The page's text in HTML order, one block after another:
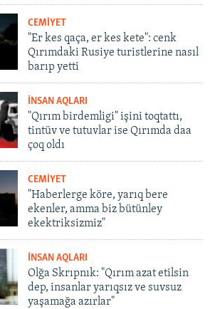
CEMİYET
"Er kes qaça, er kes kete": cenk
Qırımdaki Rusiye turistlerine nasıl
barıp yetti
İNSAN AQLARI
"Qırım birdemligi" işini toqtattı,
tintüv ve tutuvlar ise Qırımda daa
çoq oldı
CEMİYET
"Haberlerge köre, yarıq bere
ekenler, amma biz bütünley
ekektriksizmiz"
İNSAN AQLARI
Olğa Skrıpnık: "Qırım azat etilsin
dep, insanlar yarıqsız ve suvsuz
yaşamağa azırlar"